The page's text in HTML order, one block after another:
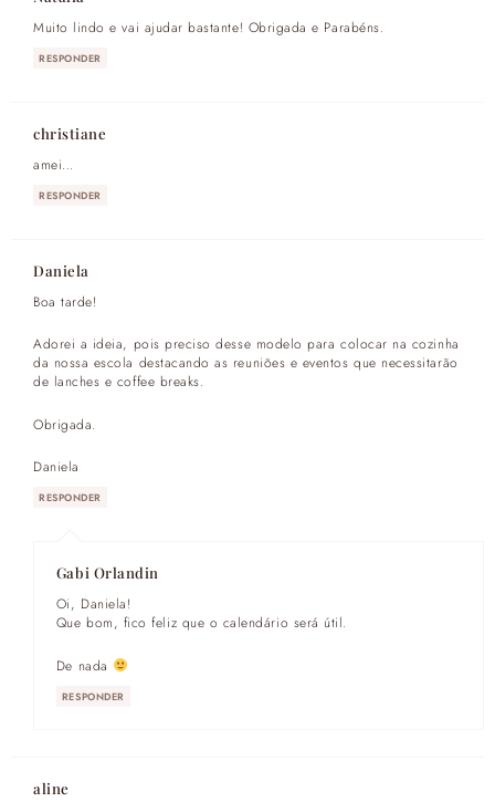
Muito lindo e vai ajudar bastante! Obrigada e Parabéns.
RESPONDER
christiane
amei…
RESPONDER
Daniela
Boa tarde!
Adorei a ideia, pois preciso desse modelo para colocar na cozinha
da nossa escola destacando as reuniões e eventos que necessitarão
de lanches e coffee breaks.
Obrigada.
Daniela
RESPONDER
Gabi Orlandin
Oi, Daniela!
Que bom, fico feliz que o calendário será útil.
De nada
RESPONDER
aline